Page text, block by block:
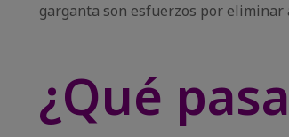
garganta son esfuerzos por eliminar
¿Qué